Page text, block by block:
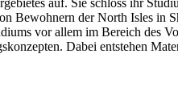
auf. Sie schloss ihr
Bewohnern der North Isles
vor allem im Bereich des
Dabei entstehen